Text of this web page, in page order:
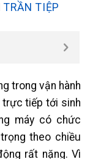
TRẦN TIỆP
trong vận hành
trực tiếp tới sinh
máy có chức
theo chiều
rất nặng. Vì